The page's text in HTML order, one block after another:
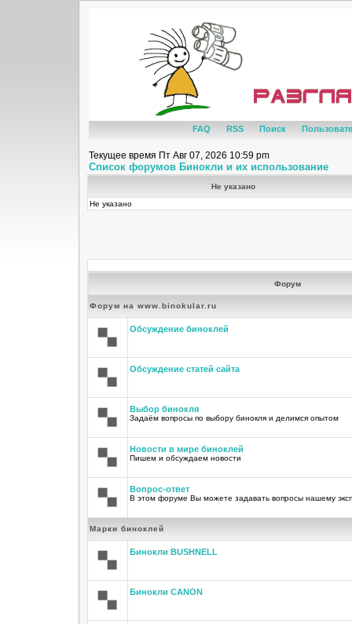
FAQ RSS Поиск
Текущее время Пт Авг 07, 2026 10:59 pm
Список форумов Бинокли и их использование
Не указано
Не указано
Форум
Форум на www.binokular.ru
Обсуждение биноклей
Обсуждение статей сайта
Выбор бинокля
Задаём вопросы по выбору бинокля и делимся опытом
Новости в мире биноклей
Пишем и обсуждаем новости
Вопрос-ответ
В этом форуме Вы можете задавать вопросы нашему
Марки биноклей
Бинокли BUSHNELL
Бинокли CANON